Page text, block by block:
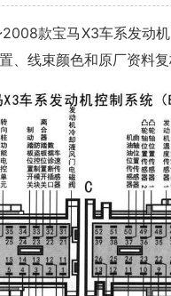
款宝马X3车系发
、线束颜色和原厂资料复